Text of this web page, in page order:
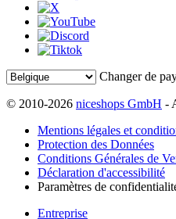
Changer de
© 2010-2026 niceshops GmbH -
Mentions légales et
Protection des Données
Conditions Générales de
Déclaration d'accessibilité
Paramètres de
Entreprise